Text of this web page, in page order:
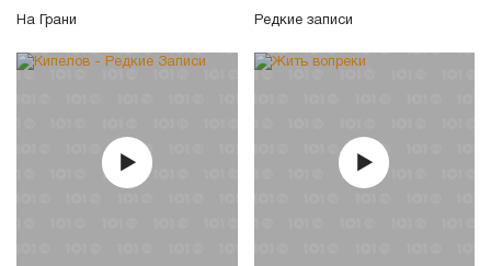
На Грани Редкие записи